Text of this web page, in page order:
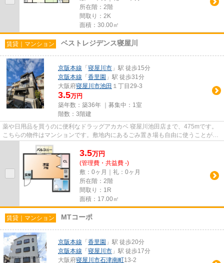
所在階：2階
間取り：2K
面積：30.00㎡
賃貸｜マンション ベストレジデンス寝屋川
京阪本線 「 寝屋川市 」駅 徒歩15分
京阪本線 「 香里園 」駅 徒歩31分
大阪府寝屋川市池田 １丁目29-3
3.5万円
築年数：築36年 ｜募集中： 1室
階数：3階建
薬や日用品を買うのに便利なドラッグアカカベ 寝屋川池田店まで、475mです。
こちらの物件はマンションです。敷地内にあるごみ置き場も自由に使うことがで
きます。駅まで歩いて15分ほど...
3.5万円
(管理費・共益費 -)
敷：0ヶ月｜礼：0ヶ月
所在階：2階
間取り：1R
面積：17.00㎡
賃貸｜マンション MTコーポ
京阪本線 「 香里園 」駅 徒歩20分
京阪本線 「 寝屋川市 」駅 徒歩17分
大阪府寝屋川市石津南町13-2